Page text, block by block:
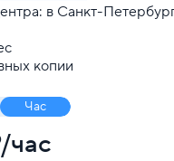
в Санкт-
копии
Час
час